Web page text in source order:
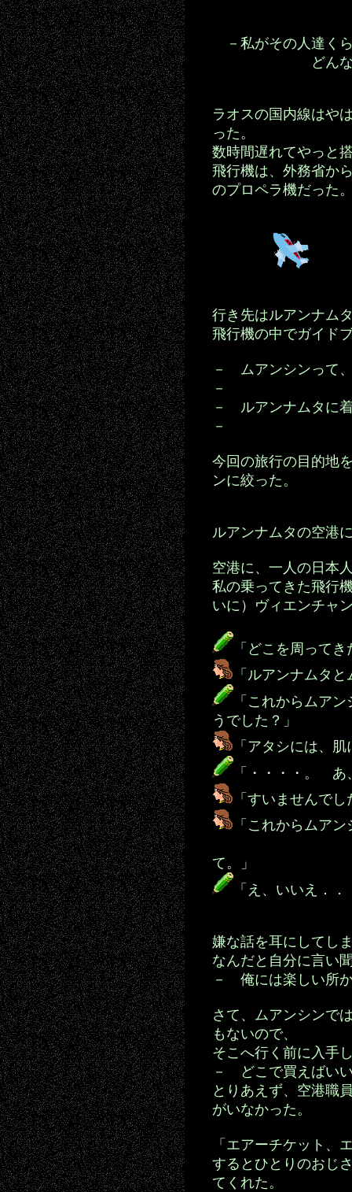
－私がその人達く
どんな旅行を
ラオスの国内線はや
った。
数時間遅れてやっと
飛行機は、外務省か
のプロペラ機だった
行き先はルアンナム
飛行機の中でガイド
－ ムアンシンって
－
－ ルアンナムタに
－
今回の旅行の目的地
ンに絞った。
ルアンナムタの空港
空港に、一人の日本
私の乗ってきた飛行
いに）ヴィエンチャ
「どこを周って
「ルアンナムタ
「これからムア
うでした？」
「アタシには、
「・・・・。 あ
「すいませんでし
「これからムア
て。」
「え、いいえ．．
嫌な話を耳にしてし
なんだと自分に言い
－ 俺には楽しい所
さて、ムアンシンで
もないので、
そこへ行く前に入手
－ どこで買えばい
とりあえず、空港職
がいなかった。
「エアーチケット、
するとひとりのおじ
てくれた。